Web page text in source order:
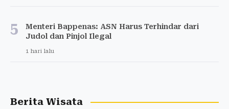
5
Menteri Bappenas: ASN Harus Terhindar dari
Judol dan Pinjol Ilegal
1 hari lalu
Berita Wisata